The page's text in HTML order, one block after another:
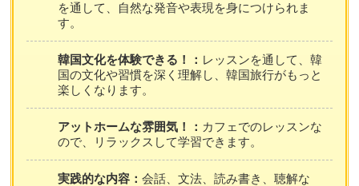
を通して、自然な発音や表現を身につけられま
す。
韓国文化を体験できる！： レッスンを通して、韓
国の文化や習慣を深く理解し、韓国旅行がもっと
楽しくなります。
アットホームな雰囲気！： カフェでのレッスンな
ので、リラックスして学習できます。
実践的な内容：会話、文法、読み書き、聴解な